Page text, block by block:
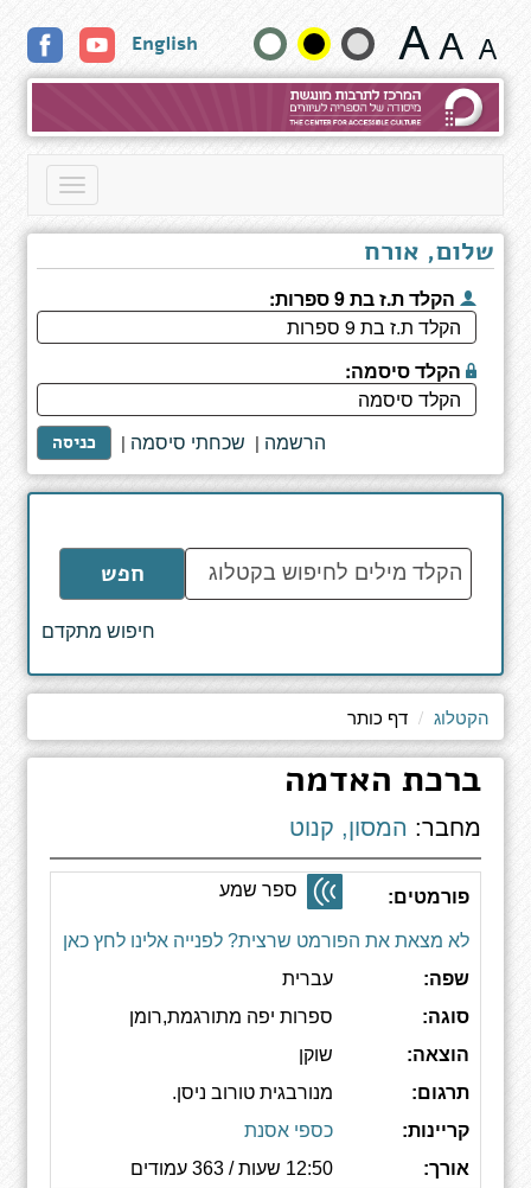
כותר
שנה
גודל
טקסט
English
Toggle
שלום, אורח
הקלד ת.ז בת 9 ספרות:
הקלד סיסמה:
כניסה | שכחתי סיסמה | הרשמה
הקלד
מילים
לחיפוש
חפש
חיפוש מתקדם
הקטלוג דף כותר
ברכת האדמה
מחבר: המסון, קנוט
פורמטים: ספר שמע
לא מצאת את הפורמט שרצית? לפנייה אלינו לחץ כאן
שפה:
עברית
סוגה:
ספרות יפה מתורגמת,רומן
הוצאה:
שוקן
תרגום:
מנורבגית טורוב ניסן.
קריינות:
כספי אסנת
אורך:
12:50 שעות / 363 עמודים